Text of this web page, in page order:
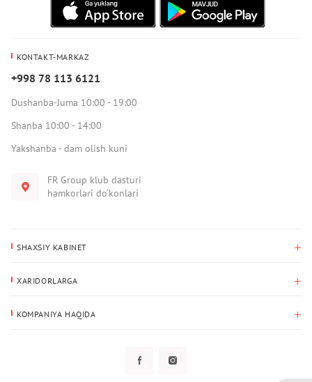
KONTAKT-MARKAZ
+998 78 113 6121
Dushanba-Juma 10:00 - 19:00
Shanba 10:00 - 14:00
Yakshanba - dam olish kuni
FR Group klub dasturi
hamkorlari do‘konlari
SHAXSIY KABINET
Yetkazib berish manzili
XARIDORLARGA
KOMPANIYA HAQIDA